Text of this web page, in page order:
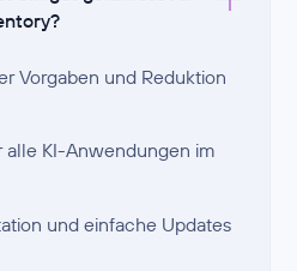
Vorgaben und Reduktion
alle KI-Anwendungen im
und einfache Updates